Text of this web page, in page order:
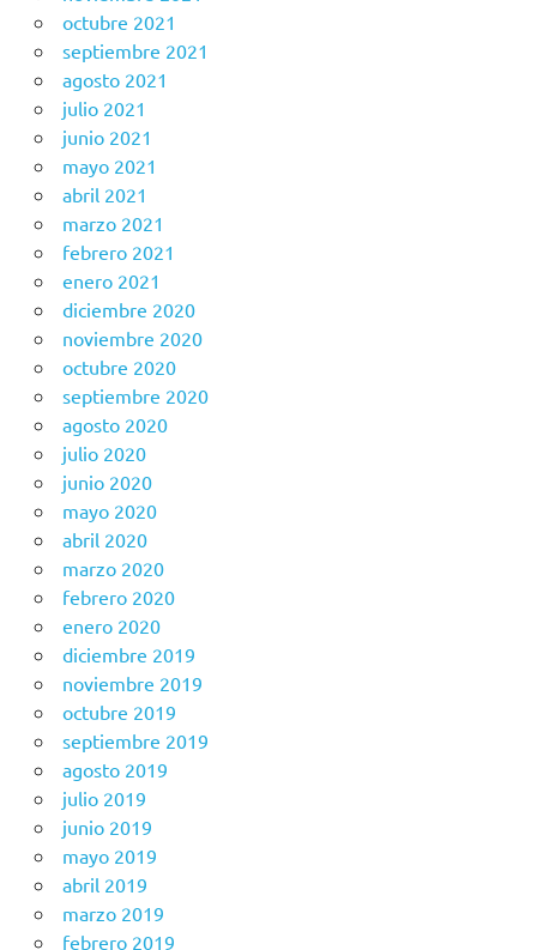
octubre 2021
septiembre 2021
agosto 2021
julio 2021
junio 2021
mayo 2021
abril 2021
marzo 2021
febrero 2021
enero 2021
diciembre 2020
noviembre 2020
octubre 2020
septiembre 2020
agosto 2020
julio 2020
junio 2020
mayo 2020
abril 2020
marzo 2020
febrero 2020
enero 2020
diciembre 2019
noviembre 2019
octubre 2019
septiembre 2019
agosto 2019
julio 2019
junio 2019
mayo 2019
abril 2019
marzo 2019
febrero 2019